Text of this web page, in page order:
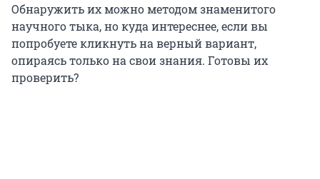
Обнаружить их можно методом знаменитого
научного тыка, но куда интереснее, если вы
попробуете кликнуть на верный вариант,
опираясь только на свои знания. Готовы их
проверить?